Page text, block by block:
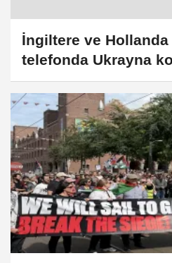
İngiltere ve Hollanda
telefonda Ukrayna